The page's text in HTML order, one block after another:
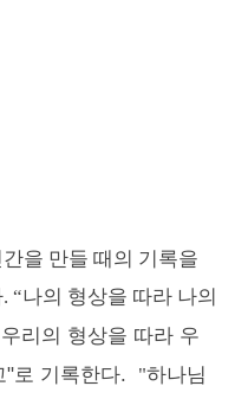
을 만들 때의 기록을
.“나의 형상을 따라 나의
우리의 형상을 따라 우
"로 기록한다.
"하나님